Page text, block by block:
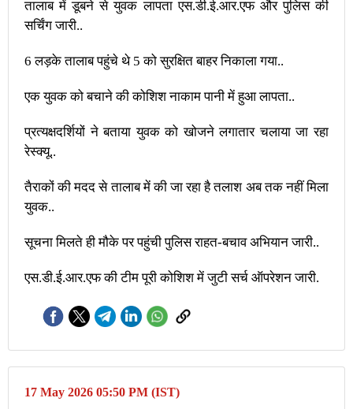
तालाब में डूबने से युवक लापता एस.डी.ई.आर.एफ और पुलिस की
सर्चिंग जारी..
6 लड़के तालाब पहुंचे थे 5 को सुरक्षित बाहर निकाला गया..
एक युवक को बचाने की कोशिश नाकाम पानी में हुआ लापता..
प्रत्यक्षदर्शियों ने बताया युवक को खोजने लगातार चलाया जा रहा
रेस्क्यू..
तैराकों की मदद से तालाब में की जा रहा है तलाश अब तक नहीं मिला
युवक..
सूचना मिलते ही मौके पर पहुंची पुलिस राहत-बचाव अभियान जारी..
एस.डी.ई.आर.एफ की टीम पूरी कोशिश में जुटी सर्च ऑपरेशन जारी.
17 May 2026 05:50 PM (IST)